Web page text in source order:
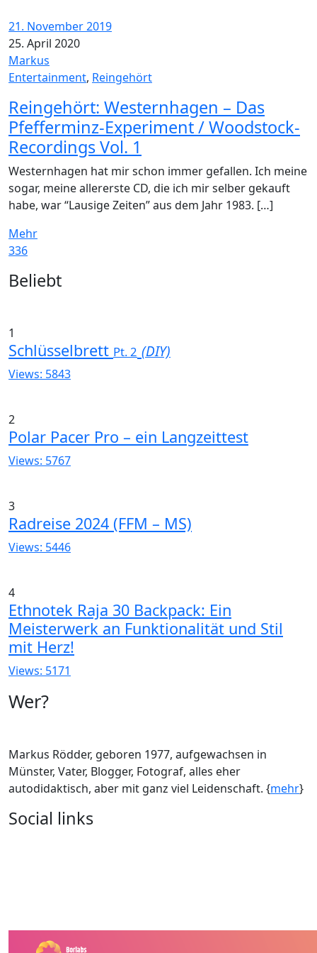
21. November 2019
25. April 2020
Markus
Entertainment, Reingehört
Reingehört: Westernhagen – Das
Pfefferminz-Experiment / Woodstock-
Recordings Vol. 1
Westernhagen hat mir schon immer gefallen. Ich meine
sogar, meine allererste CD, die ich mir selber gekauft
habe, war “Lausige Zeiten” aus dem Jahr 1983. […]
Mehr
336
Widgets
Beliebt
1
Schlüsselbrett Pt. 2 (DIY)
Views: 5843
2
Polar Pacer Pro – ein Langzeittest
Views: 5767
3
Radreise 2024 (FFM – MS)
Views: 5446
4
Ethnotek Raja 30 Backpack: Ein
Meisterwerk an Funktionalität und Stil
mit Herz!
Views: 5171
Wer?
Markus Rödder, geboren 1977, aufgewachsen in
Münster, Vater, Blogger, Fotograf, alles eher
autodidaktisch, aber mit ganz viel Leidenschaft. {mehr}
Social links